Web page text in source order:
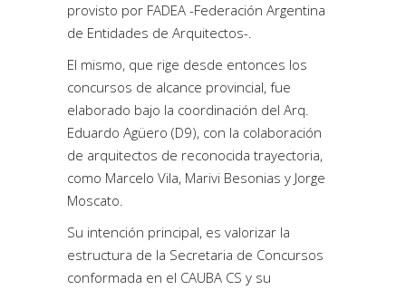
provisto por FADEA -Federación Argentina
de Entidades de Arquitectos-.
El mismo, que rige desde entonces los
concursos de alcance provincial, fue
elaborado bajo la coordinación del Arq.
Eduardo Agüero (D9), con la colaboración
de arquitectos de reconocida trayectoria,
como Marcelo Vila, Marivi Besonias y Jorge
Moscato.
Su intención principal, es valorizar la
estructura de la Secretaria de Concursos
conformada en el CAUBA CS y su